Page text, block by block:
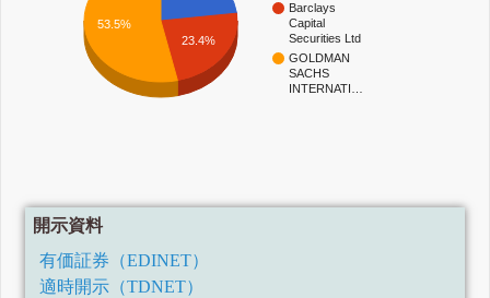
Barclays
Capital
Securities Ltd
GOLDMAN
SACHS
INTERNATI…
23.4%
53.5%
開示資料
有価証券（EDINET）
適時開示（TDNET）